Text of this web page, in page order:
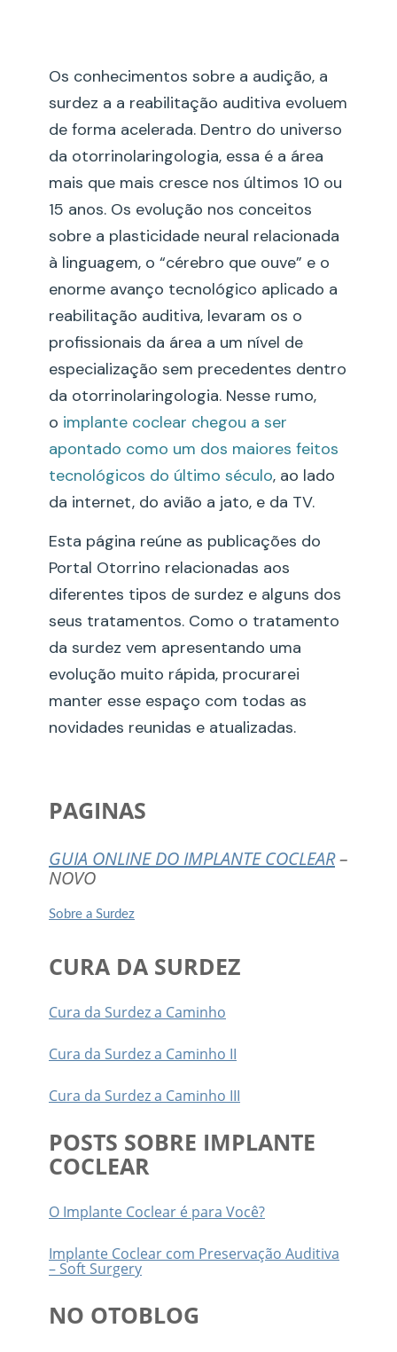
Os conhecimentos sobre a audição, a
surdez a a reabilitação auditiva evoluem
de forma acelerada. Dentro do universo
da otorrinolaringologia, essa é a área
mais que mais cresce nos últimos 10 ou
15 anos. Os evolução nos conceitos
sobre a plasticidade neural relacionada
à linguagem, o “cérebro que ouve” e o
enorme avanço tecnológico aplicado a
reabilitação auditiva, levaram os o
profissionais da área a um nível de
especialização sem precedentes dentro
da otorrinolaringologia. Nesse rumo,
o implante coclear chegou a ser
apontado como um dos maiores feitos
tecnológicos do último século, ao lado
da internet, do avião a jato, e da TV.
Esta página reúne as publicações do
Portal Otorrino relacionadas aos
diferentes tipos de surdez e alguns dos
seus tratamentos. Como o tratamento
da surdez vem apresentando uma
evolução muito rápida, procurarei
manter esse espaço com todas as
novidades reunidas e atualizadas.
PAGINAS
GUIA ONLINE DO IMPLANTE COCLEAR–
NOVO
Sobre a Surdez
CURA DA SURDEZ
Cura da Surdez a Caminho
Cura da Surdez a Caminho II
Cura da Surdez a Caminho III
POSTS SOBRE IMPLANTE
COCLEAR
O Implante Coclear é para Você?
Implante Coclear com Preservação Auditiva
– Soft Surgery
NO OTOBLOG